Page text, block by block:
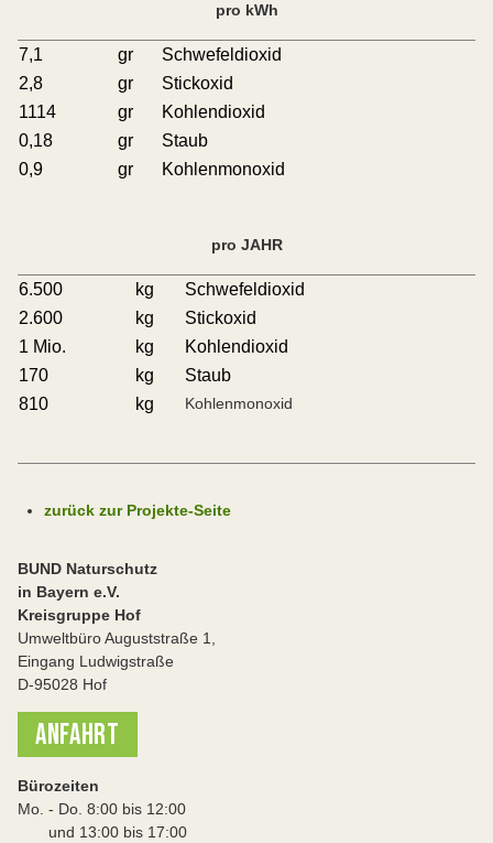
pro kWh
7,1 gr
Schwefeldioxid
2,8
gr
Stickoxid
1114
gr
Kohlendioxid
0,18
gr
Staub
0,9
gr Kohlenmonoxid
pro JAHR
6.500 kg
Schwefeldioxid
2.600
kg
Stickoxid
1 Mio.
kg
Kohlendioxid
170
kg
Staub
810
kg Kohlenmonoxid
zurück zur Projekte-Seite
BUND Naturschutz
in Bayern e.V.
Kreisgruppe Hof
Umweltbüro Auguststraße 1,
Eingang Ludwigstraße
D-95028 Hof
ANFAHRT
Bürozeiten
Mo. - Do. 8:00 bis 12:00
und 13:00 bis 17:00